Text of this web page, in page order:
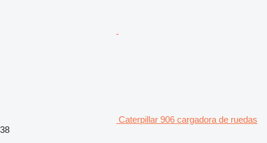
Caterpillar 906 cargadora de ruedas
38